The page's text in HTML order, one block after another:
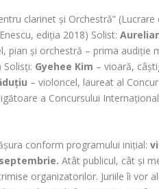
clarinet și Orchestră”
ediția 2018) Solist:
pian și orchestră – prima audiție
Solisți: Gyehee Kim – vioară,
– violoncel, laureat al
a Concursului
conform programului inițial:
Atât publicul, cât și
organizatorilor. Juriile îi vor